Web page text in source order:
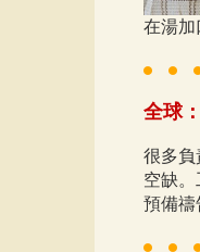
在湯加
全球
很多負
空缺
預備禱